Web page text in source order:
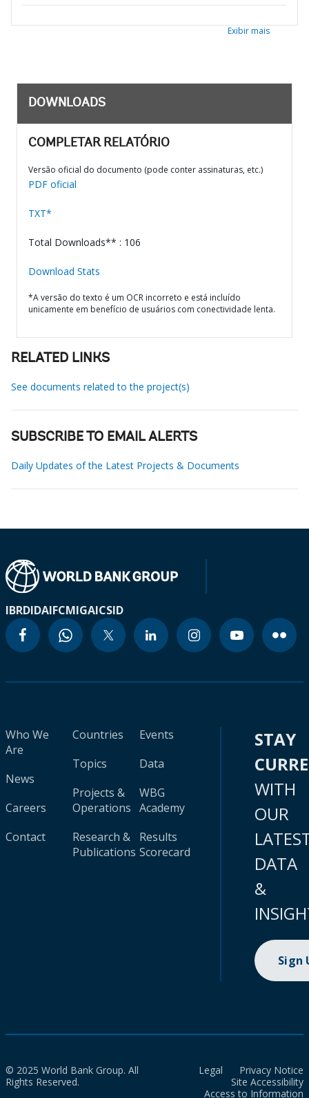
Exibir mais
DOWNLOADS
COMPLETAR RELATÓRIO
Versão oficial do documento (pode conter assinaturas, etc.)
PDF oficial
TXT*
Total Downloads** : 106
Download Stats
*A versão do texto é um OCR incorreto e está incluído
unicamente em benefício de usuários com conectividade lenta.
RELATED LINKS
See documents related to the project(s)
SUBSCRIBE TO EMAIL ALERTS
Daily Updates of the Latest Projects & Documents
IBRDIDAIFCMIGAICSID
Who We
Are
News
Careers
Contact
Countries
Topics
Projects &
Operations
Research &
Publications
Events
Data
WBG
Academy
Results
Scorecard
STAY
WITH
OUR
DATA
&
Sign
© 2025 World Bank Group. All
Rights Reserved.
Legal
Privacy Notice
Site Accessibility
Access to Information